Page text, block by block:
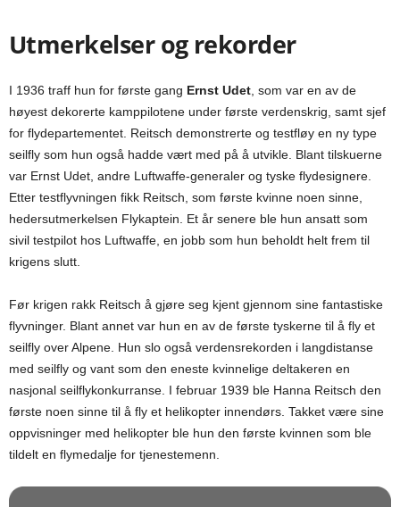
Utmerkelser og rekorder
I 1936 traff hun for første gang Ernst Udet, som var en av de
høyest dekorerte kamppilotene under første verdenskrig, samt sjef
for flydepartementet. Reitsch demonstrerte og testfløy en ny type
seilfly som hun også hadde vært med på å utvikle. Blant tilskuerne
var Ernst Udet, andre Luftwaffe-generaler og tyske flydesignere.
Etter testflyvningen fikk Reitsch, som første kvinne noen sinne,
hedersutmerkelsen Flykaptein. Et år senere ble hun ansatt som
sivil testpilot hos Luftwaffe, en jobb som hun beholdt helt frem til
krigens slutt.
Før krigen rakk Reitsch å gjøre seg kjent gjennom sine fantastiske
flyvninger. Blant annet var hun en av de første tyskerne til å fly et
seilfly over Alpene. Hun slo også verdensrekorden i langdistanse
med seilfly og vant som den eneste kvinnelige deltakeren en
nasjonal seilflykonkurranse. I februar 1939 ble Hanna Reitsch den
første noen sinne til å fly et helikopter innendørs. Takket være sine
oppvisninger med helikopter ble hun den første kvinnen som ble
tildelt en flymedalje for tjenestemenn.